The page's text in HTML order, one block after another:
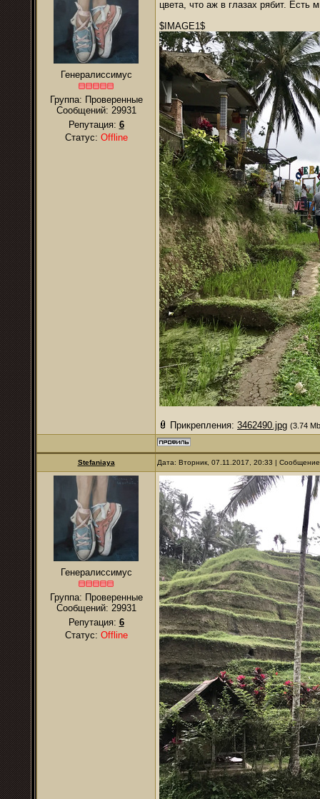
Генералиссимус
Группа: Проверенные
Сообщений: 29931
Репутация: 6
Статус: Offline
цвета, что аж в глазах рябит. Есть
$IMAGE1$
Прикрепления: 3462490.jpg (3.74
Stefaniaya Дата: Вторник, 07.11.2017, 20:33 |
Генералиссимус
Группа: Проверенные
Сообщений: 29931
Репутация: 6
Статус: Offline